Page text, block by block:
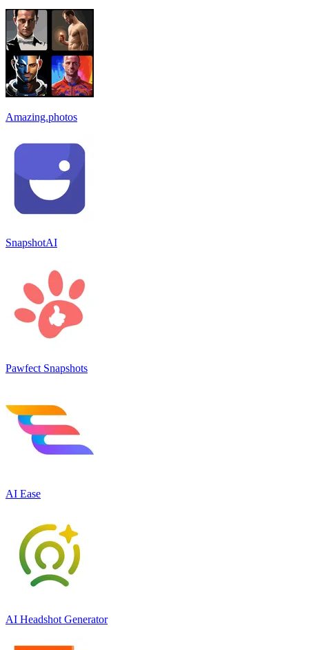
Amazing.photos
SnapshotAI
Pawfect Snapshots
AI Ease
AI Headshot Generator